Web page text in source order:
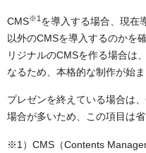
CMS※1 を導入する場合、現在
以外のCMSを導入するのかを
リジナルのCMSを作る場合は
なるため、本格的な制作が始
プレゼンを終えている場合は
場合が多いため、この項目は省
※1）CMS（Contents